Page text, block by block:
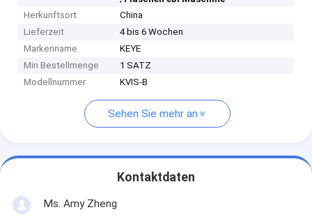
Herkunftsort
China
Lieferzeit
4 bis 6 Wochen
Markenname
KEYE
Min Bestellmenge
1 SATZ
Modellnummer
KVIS-B
Sehen Sie mehr an
Kontaktdaten
Ms. Amy Zheng